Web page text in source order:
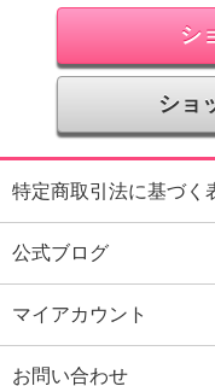
シ
ショ
特定商取引法に基づく
公式ブログ
マイアカウント
お問い合わせ